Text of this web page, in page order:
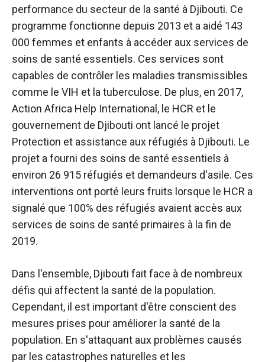
performance du secteur de la santé à Djibouti. Ce
programme fonctionne depuis 2013 et a aidé 143
000 femmes et enfants à accéder aux services de
soins de santé essentiels. Ces services sont
capables de contrôler les maladies transmissibles
comme le VIH et la tuberculose. De plus, en 2017,
Action Africa Help International, le HCR et le
gouvernement de Djibouti ont lancé le projet
Protection et assistance aux réfugiés à Djibouti. Le
projet a fourni des soins de santé essentiels à
environ 26 915 réfugiés et demandeurs d'asile. Ces
interventions ont porté leurs fruits lorsque le HCR a
signalé que 100% des réfugiés avaient accès aux
services de soins de santé primaires à la fin de
2019.
Dans l'ensemble, Djibouti fait face à de nombreux
défis qui affectent la santé de la population.
Cependant, il est important d'être conscient des
mesures prises pour améliorer la santé de la
population. En s'attaquant aux problèmes causés
par les catastrophes naturelles et les